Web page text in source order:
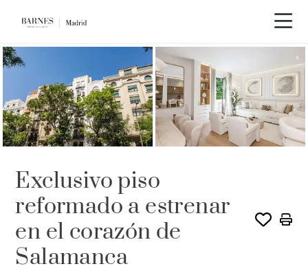
Exclusivo piso
reformado a estrenar
en el corazón de
Salamanca